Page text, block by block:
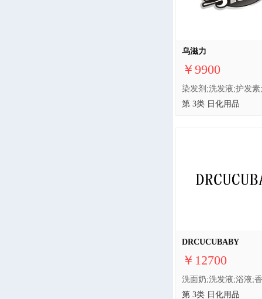
乌滋力
￥9900
第 3类 日化用品
DRCUCUBABY
￥12700
第 3类 日化用品